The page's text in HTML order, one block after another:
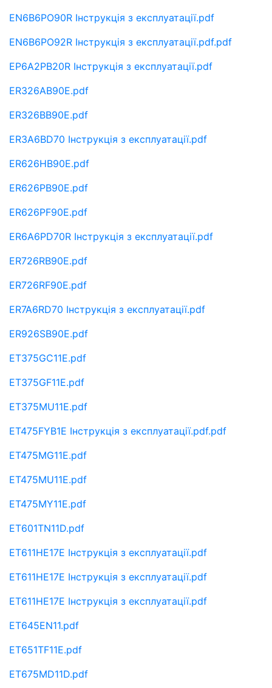
EN6B6PO90R Інструкція з експлуатації.pdf
EN6B6PO92R Інструкція з експлуатації.pdf.pdf
EP6A2PB20R Інструкція з експлуатації.pdf
ER326AB90E.pdf
ER326BB90E.pdf
ER3A6BD70 Інструкція з експлуатації.pdf
ER626HB90E.pdf
ER626PB90E.pdf
ER626PF90E.pdf
ER6A6PD70R Інструкція з експлуатації.pdf
ER726RB90E.pdf
ER726RF90E.pdf
ER7A6RD70 Інструкція з експлуатації.pdf
ER926SB90E.pdf
ET375GC11E.pdf
ET375GF11E.pdf
ET375MU11E.pdf
ET475FYB1E Інструкція з експлуатації.pdf.pdf
ET475MG11E.pdf
ET475MU11E.pdf
ET475MY11E.pdf
ET601TN11D.pdf
ET611HE17E Інструкція з експлуатації.pdf
ET611HE17E Інструкція з експлуатації.pdf
ET611HE17E Інструкція з експлуатації.pdf
ET645EN11.pdf
ET651TF11E.pdf
ET675MD11D.pdf